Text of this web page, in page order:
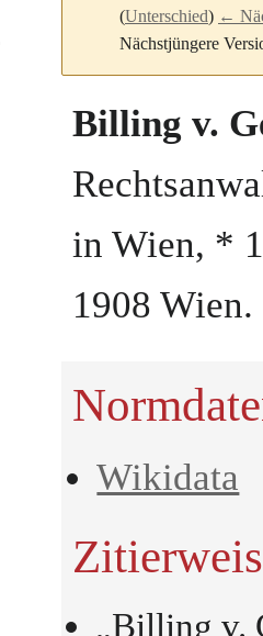
(Unterschied) ←
Nächstjüngere
Billing v.
in Wien, *
1908 Wien.
Wikidata
„Billing v.